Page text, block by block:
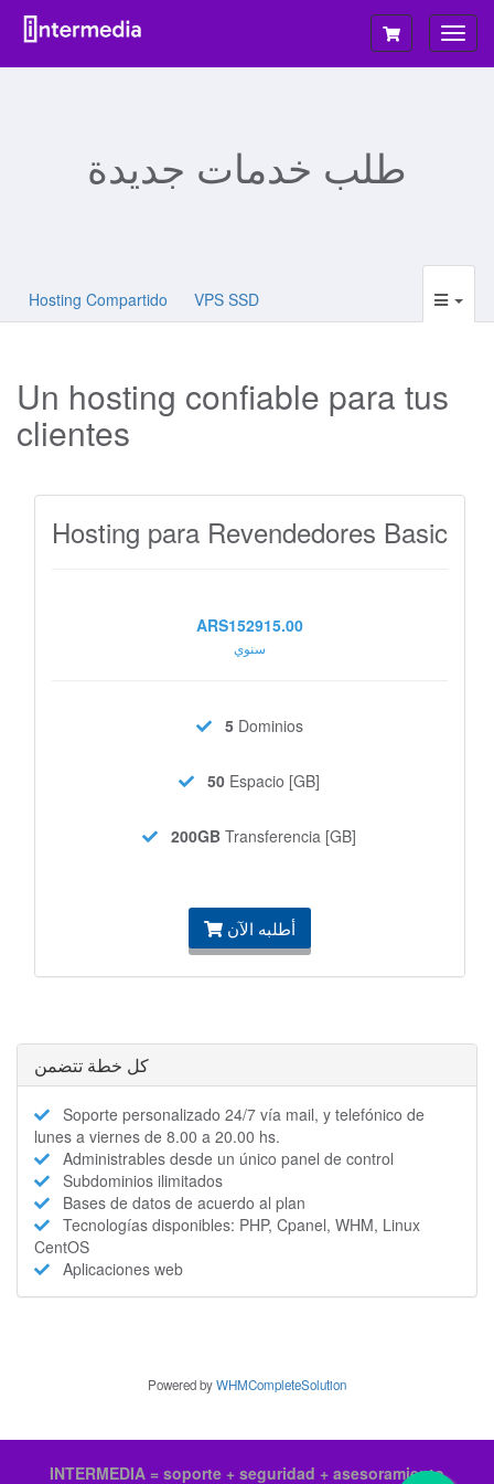
تبديل
التنقل
طلب خدمات جديدة
Hosting Compartido VPS SSD
Un hosting confiable para tus
clientes
Hosting para Revendedores Basic
ARS152915.00
سنوي
5Dominios
50 Espacio [GB]
200GB Transferencia [GB]
أطلبه الآن
كل خطة تتضمن
Soporte personalizado 24/7 vía mail, y telefónico de
lunes a viernes de 8.00 a 20.00 hs.
Administrables desde un único panel de control
Subdominios ilimitados
Bases de datos de acuerdo al plan
Tecnologías disponibles: PHP, Cpanel, WHM, Linux
CentOS
Aplicaciones web
Powered byWHMCompleteSolution
INTERMEDIA = soporte + seguridad + asesoramiento